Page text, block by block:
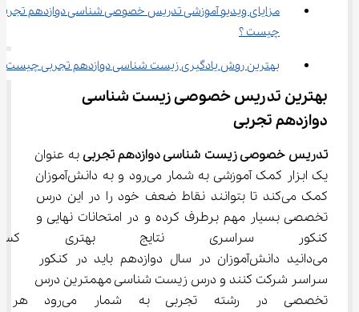
مزایای ویدیو آموزشی تدریس خصوصی شناسی دوازدهم
چیست ؟
بهترین روش یادگیری زیست شناسی دوازدهم تجربی چیست
بهترین تدریس خصوصی زیست شناسی
دوازدهم تجربی
تدریس خصوصی زیست شناسی دوازدهم تجربی به عنوان
یک ابزار کمک آموزشی به شمار می‌رود و به دانش‌آموزان
کمک می‌کند تا بتوانند نقاط ضعف خود را در این درس
تخصصی بسیار مهم برطرف کرده و در امتحانات نهایی و
کنکور سراسری نتایج بهتری
می‌دانید دانش‌آموزان در سال دوازدهم باید در کنکور
سراسر شرکت کنند و درس زیست شناسی مهمترین درس
تخصصی در رشته تجربی به